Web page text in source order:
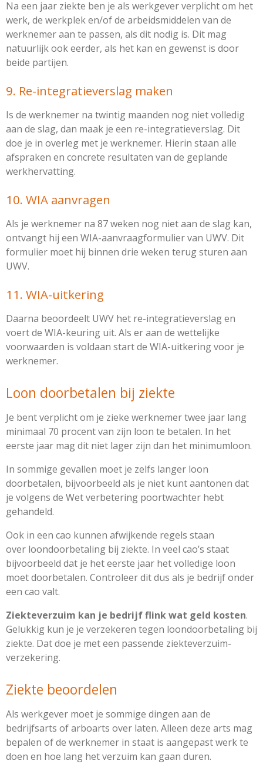
Na een jaar ziekte ben je als werkgever verplicht om het
werk, de werkplek en/of de arbeidsmiddelen van de
werknemer aan te passen, als dit nodig is. Dit mag
natuurlijk ook eerder, als het kan en gewenst is door
beide partijen.
9. Re-integratieverslag maken
Is de werknemer na twintig maanden nog niet volledig
aan de slag, dan maak je een re-integratieverslag. Dit
doe je in overleg met je werknemer. Hierin staan alle
afspraken en concrete resultaten van de geplande
werkhervatting.
10. WIA aanvragen
Als je werknemer na 87 weken nog niet aan de slag kan,
ontvangt hij een WIA-aanvraagformulier van UWV. Dit
formulier moet hij binnen drie weken terug sturen aan
UWV.
11. WIA-uitkering
Daarna beoordeelt UWV het re-integratieverslag en
voert de WIA-keuring uit. Als er aan de wettelijke
voorwaarden is voldaan start de WIA-uitkering voor je
werknemer.
Loon doorbetalen bij ziekte
Je bent verplicht om je zieke werknemer twee jaar lang
minimaal 70 procent van zijn loon te betalen. In het
eerste jaar mag dit niet lager zijn dan het minimumloon.
In sommige gevallen moet je zelfs langer loon
doorbetalen, bijvoorbeeld als je niet kunt aantonen dat
je volgens de Wet verbetering poortwachter hebt
gehandeld.
Ook in een cao kunnen afwijkende regels staan
over loondoorbetaling bij ziekte. In veel cao’s staat
bijvoorbeeld dat je het eerste jaar het volledige loon
moet doorbetalen. Controleer dit dus als je bedrijf onder
een cao valt.
Ziekte­verzuim kan je bedrijf flink wat geld kosten.
Gelukkig kun je je verzekeren tegen loondoorbetaling bij
ziekte. Dat doe je met een passende ziekte­verzuim­
verzekering.
Ziekte beoordelen
Als werkgever moet je sommige dingen aan de
bedrijfsarts of arboarts over laten. Alleen deze arts mag
bepalen of de werknemer in staat is aangepast werk te
doen en hoe lang het verzuim kan gaan duren.